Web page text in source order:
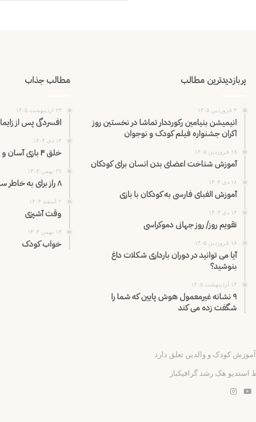
پربازدیدترین مطالب
۳ فروردین ۱۴۰۵
انیمیشن بنیامین رکورددار تماشا در نخستین روز
اکران‌ جشنواره فیلم کودک و نوجوان
۱۸ فروردین ۱۴۰۵
آموزش شناخت اعضای بدن انسان برای کودکان
۱۸ دی ۱۴۰۴
آموزش الفبای فارسی به کودکان با بازی
۱۳ دی ۱۴۰۴
تقویم روز/ روز جهانی دموکراسی
۱۸ فروردین ۱۴۰۵
آیا می توانید در دوران بارداری شکلات داغ
بنوشید؟
۱۴ اردیبهشت ۱۴۰۵
۹ نشانه غیرمعمول هوش پایین که شما را
شگفت زده می کند
مطالب جذاب
۲۳ اردیبهشت ۱۴۰۵
افسردگی پس از
۱۳ دی ۱۴۰۴
خلق ۴ بازی آسان و خانگی برای کودکان نوپا
۲۷ بهمن ۱۴۰۴
۸ راز برای به خاطر سپردن آسان چیزها
۲ اسفند ۱۴۰۴
وقت آشپزی
۱۳ بهمن ۱۴۰۴
خواب کودک
کودک و والدین تعلق دارد
استدیو هک رشد گرافیکباز
یوتیوباینستاگرام